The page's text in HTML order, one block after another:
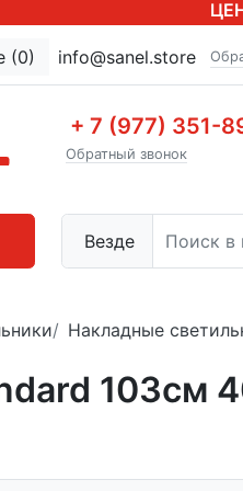
(0) info@sanel.store
+ 7 (977) 351-
Обратный звонок
Везде
Накладные
103см